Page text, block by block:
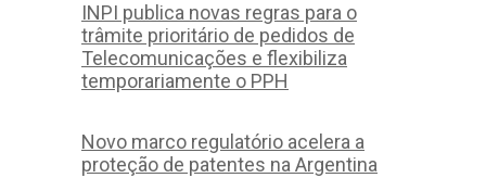
INPI publica novas regras para o
trâmite prioritário de pedidos de
Telecomunicações e flexibiliza
temporariamente o PPH
Novo marco regulatório acelera a
proteção de patentes na Argentina